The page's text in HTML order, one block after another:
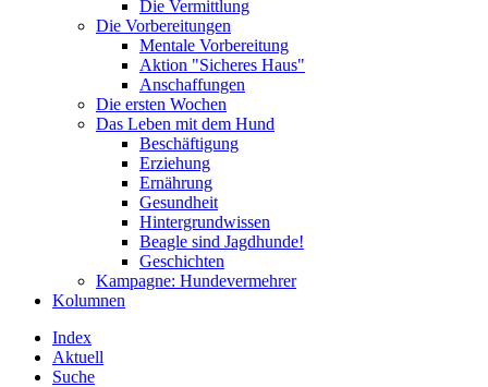
Die Vermittlung
Die Vorbereitungen
Mentale Vorbereitung
Aktion "Sicheres Haus"
Anschaffungen
Die ersten Wochen
Das Leben mit dem Hund
Beschäftigung
Erziehung
Ernährung
Gesundheit
Hintergrundwissen
Beagle sind Jagdhunde!
Geschichten
Kampagne: Hundevermehrer
Kolumnen
Index
Aktuell
Suche